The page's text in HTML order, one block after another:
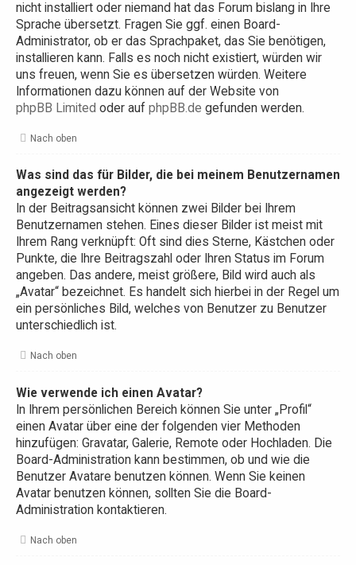
nicht installiert oder niemand hat das Forum bislang in Ihre
Sprache übersetzt. Fragen Sie ggf. einen Board-
Administrator, ob er das Sprachpaket, das Sie benötigen,
installieren kann. Falls es noch nicht existiert, würden wir
uns freuen, wenn Sie es übersetzen würden. Weitere
Informationen dazu können auf der Website von
phpBB Limited oder auf phpBB.de gefunden werden.
Nach oben
Was sind das für Bilder, die bei meinem Benutzernamen
angezeigt werden?
In der Beitragsansicht können zwei Bilder bei Ihrem
Benutzernamen stehen. Eines dieser Bilder ist meist mit
Ihrem Rang verknüpft: Oft sind dies Sterne, Kästchen oder
Punkte, die Ihre Beitragszahl oder Ihren Status im Forum
angeben. Das andere, meist größere, Bild wird auch als
„Avatar“ bezeichnet. Es handelt sich hierbei in der Regel um
ein persönliches Bild, welches von Benutzer zu Benutzer
unterschiedlich ist.
Nach oben
Wie verwende ich einen Avatar?
In Ihrem persönlichen Bereich können Sie unter „Profil“
einen Avatar über eine der folgenden vier Methoden
hinzufügen: Gravatar, Galerie, Remote oder Hochladen. Die
Board-Administration kann bestimmen, ob und wie die
Benutzer Avatare benutzen können. Wenn Sie keinen
Avatar benutzen können, sollten Sie die Board-
Administration kontaktieren.
Nach oben